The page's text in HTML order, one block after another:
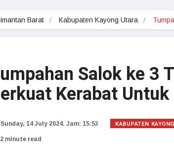
Barat Kabupaten Kayong Utara
Salok ke 3
Kerabat
Sunday, 14 July 2024. Jam: 15:53 KABUPATEN
2 minute read